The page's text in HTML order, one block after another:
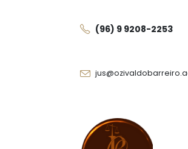
(96) 9 9208-2253